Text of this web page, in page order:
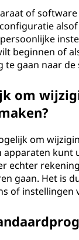
of
beginnen of
gaan naar de
om
om
apparaten
echter
gaan. Het is
of instellingen